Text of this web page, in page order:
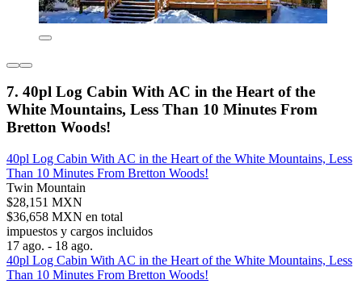
7. 40pl Log Cabin With AC in the Heart of the
White Mountains, Less Than 10 Minutes From
Bretton Woods!
40pl Log Cabin With AC in the Heart of the White Mountains, Less
Than 10 Minutes From Bretton Woods!
Twin Mountain
$28,151 MXN
$36,658 MXN en total
impuestos y cargos incluidos
17 ago. - 18 ago.
40pl Log Cabin With AC in the Heart of the White Mountains, Less
Than 10 Minutes From Bretton Woods!